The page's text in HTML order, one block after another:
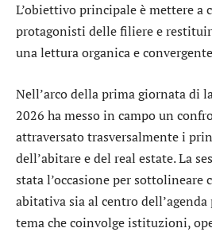
L’obiettivo principale è mettere
protagonisti delle filiere e
una lettura organica e
Nell’arco della prima giornata di
2026 ha messo in campo un
attraversato trasversalmente i
dell’abitare e del real estate. La
stata l’occasione per sottolineare
abitativa sia al centro
tema che coinvolge istituzioni,